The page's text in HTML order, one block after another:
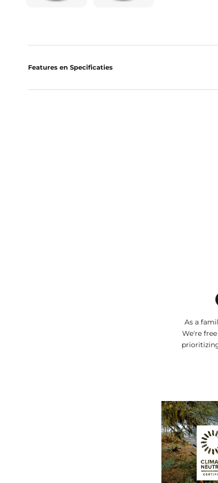
Features en Specificaties
As a
We're